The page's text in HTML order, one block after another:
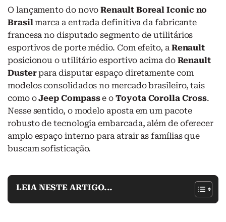
O lançamento do novoRenault Boreal Iconic no
Brasil marca a entrada definitiva da fabricante
francesa no disputado segmento de utilitários
esportivos de porte médio. Com efeito, a Renault
posicionou o utilitário esportivo acima do Renault
Dusterpara disputar espaço diretamente com
modelos consolidados no mercado brasileiro, tais
como oJeep Compasse oToyota Corolla Cross.
Nesse sentido, o modelo aposta em um pacote
robusto de tecnologia embarcada, além de oferecer
amplo espaço interno para atrair as famílias que
buscam sofisticação.
LEIA NESTE ARTIGO...